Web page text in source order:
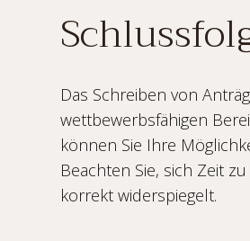
Das Schreiben von
wettbewerbsfähigen
können Sie Ihre
Beachten Sie, sich Zeit
korrekt widerspiegelt.